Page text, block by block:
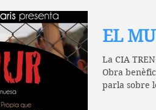
EL
La CIA
Obra
parla sobre